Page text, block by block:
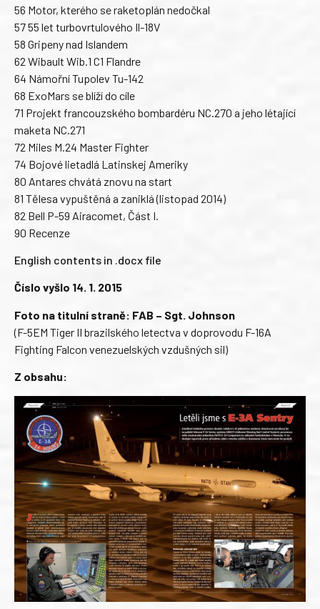
56 Motor, kterého se raketoplán nedočkal
57 55 let turbovrtulového Il-18V
58 Gripeny nad Islandem
62 Wibault Wib.1 C1 Flandre
64 Námořní Tupolev Tu-142
68 ExoMars se blíží do cíle
71 Projekt francouzského bombardéru NC.270 a jeho létající
maketa NC.271
72 Miles M.24 Master Fighter
74 Bojové lietadlá Latinskej Ameriky
80 Antares chvátá znovu na start
81 Tělesa vypuštěná a zaniklá (listopad 2014)
82 Bell P-59 Airacomet, Část I.
90 Recenze
English contents in .docx file
Číslo vyšlo 14. 1. 2015
Foto na titulní straně: FAB – Sgt. Johnson
(F-5EM Tiger II brazilského letectva v doprovodu F-16A
Fighting Falcon venezuelských vzdušných sil)
Z obsahu: